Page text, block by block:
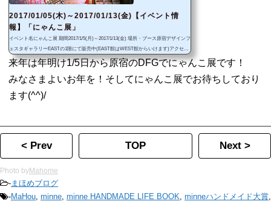
2017/01/05(木)～2017/01/13(金)【イベント情
報】「にゃんこ展」
イベント名にゃんこ展 期間2017/1/5(月)～2017/1/13(金) 場所・ブース原宿デザインフ
ェスタギャラリーEASTの1階にて販売中(EAST館はWEST館からいけます)アクセス
は記事下部に掲載 販売品(一部)にゃんこグッズ https://twitter.com/yuzupanda_mura/st
atus/817539103440809988 https://twitter.com/yuzupanda_mura/status/8171575383029923
84 https://twitter.com/yuzupanda_mura/status/816935564783931392 https://twitter.com/yu
来年は年明け1/5日から原宿のDFGでにゃんこ展です！
みなさまよいお年を！そしてにゃんこ展でお待ちしており
ます(^^)/
< Prev TOP Next >
Photo byMahome
- まほめブログ
-MaHou minne minne HANDMADE LIFE BOOK minneハンドメイド大賞